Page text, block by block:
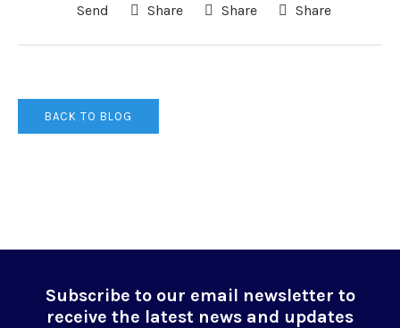
Send Share Share Share
BACK TO BLOG
Subscribe to our email newsletter to
receive the latest news and updates